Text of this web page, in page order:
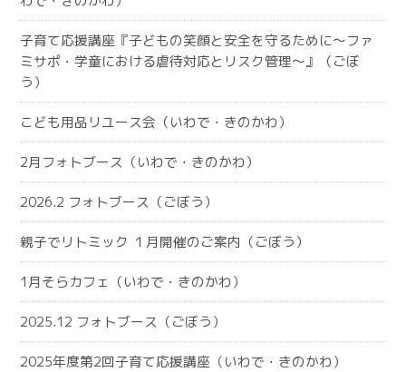
子育て応援講座『子どもの笑顔と安全を守るために～ファ
ミサポ・学童における虐待対応とリスク管理～』（ごぼ
う）
こども用品リユース会（いわで・きのかわ）
2月フォトブース（いわで・きのかわ）
2026.2 フォトブース（ごぼう）
親子でリトミック １月開催のご案内（ごぼう）
1月そらカフェ（いわで・きのかわ）
2025.12 フォトブース（ごぼう）
2025年度第2回子育て応援講座（いわで・きのかわ）